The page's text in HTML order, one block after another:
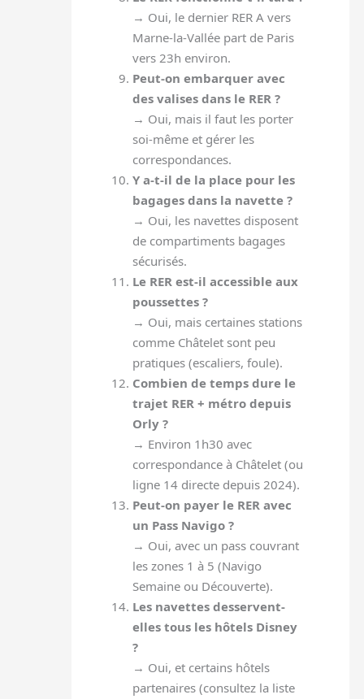
→ Oui, le dernier RER A vers
Marne-la-Vallée part de Paris
vers 23h environ.
Peut-on embarquer avec
des valises dans le RER ?
→ Oui, mais il faut les porter
soi-même et gérer les
correspondances.
Y a-t-il de la place pour les
bagages dans la navette ?
→ Oui, les navettes disposent
de compartiments bagages
sécurisés.
Le RER est-il accessible aux
poussettes ?
→ Oui, mais certaines stations
comme Châtelet sont peu
pratiques (escaliers, foule).
Combien de temps dure le
trajet RER + métro depuis
Orly ?
→ Environ 1h30 avec
correspondance à Châtelet (ou
ligne 14 directe depuis 2024).
Peut-on payer le RER avec
un Pass Navigo ?
→ Oui, avec un pass couvrant
les zones 1 à 5 (Navigo
Semaine ou Découverte).
Les navettes desservent-
elles tous les hôtels Disney
?
→ Oui, et certains hôtels
partenaires (consultez la liste